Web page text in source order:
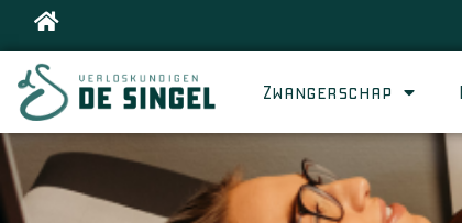
Zwangerschap